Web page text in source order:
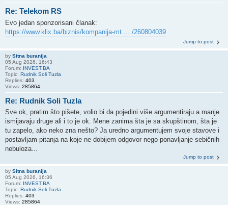
Re: Telekom RS
Evo jedan sponzorisani članak:
https://www.klix.ba/biznis/kompanija-mt ... /260804039
Jump to post
by Sitna buranija
05 Aug 2026, 16:43
Forum: INVEST.BA
Topic: Rudnik Soli Tuzla
Replies: 403
Views: 285864
Re: Rudnik Soli Tuzla
Sve ok, pratim što pišete, volio bi da pojedini više argumentiraju a manje
ismijavaju druge ali i to je ok. Mene zanima šta je sa skupštinom, šta je
tu zapelo, ako neko zna nešto? Ja uredno argumentujem svoje stavove i
postavljam pitanja na koje ne dobijem odgovor nego ponavljanje sebičnih
nebuloza...
Jump to post
by Sitna buranija
05 Aug 2026, 16:36
Forum: INVEST.BA
Topic: Rudnik Soli Tuzla
Replies: 403
Views: 285864